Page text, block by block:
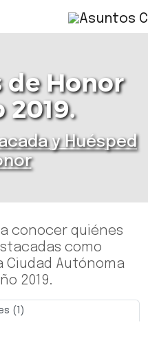
de Honor
2019.
y Huésped
conocer quiénes
como
Ciudad Autónoma
2019.
(1)